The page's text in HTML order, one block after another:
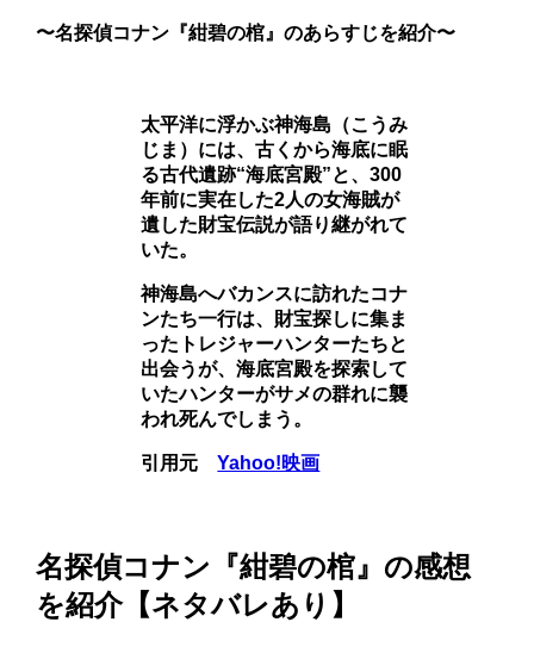
〜名探偵コナン『紺碧の棺』のあらすじを紹介〜
太平洋に浮かぶ神海島（こうみ
じま）には、古くから海底に眠
る古代遺跡“海底宮殿”と、300
年前に実在した2人の女海賊が
遺した財宝伝説が語り継がれて
いた。
神海島へバカンスに訪れたコナ
ンたち一行は、財宝探しに集ま
ったトレジャーハンターたちと
出会うが、海底宮殿を探索して
いたハンターがサメの群れに襲
われ死んでしまう。
引用元 Yahoo!映画
名探偵コナン『紺碧の棺』の感想
を紹介【ネタバレあり】